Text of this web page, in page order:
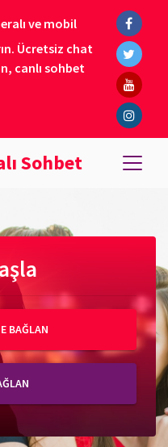
ve mobil
Ücretsiz chat
canlı sohbet
Sohbet
BAĞLAN